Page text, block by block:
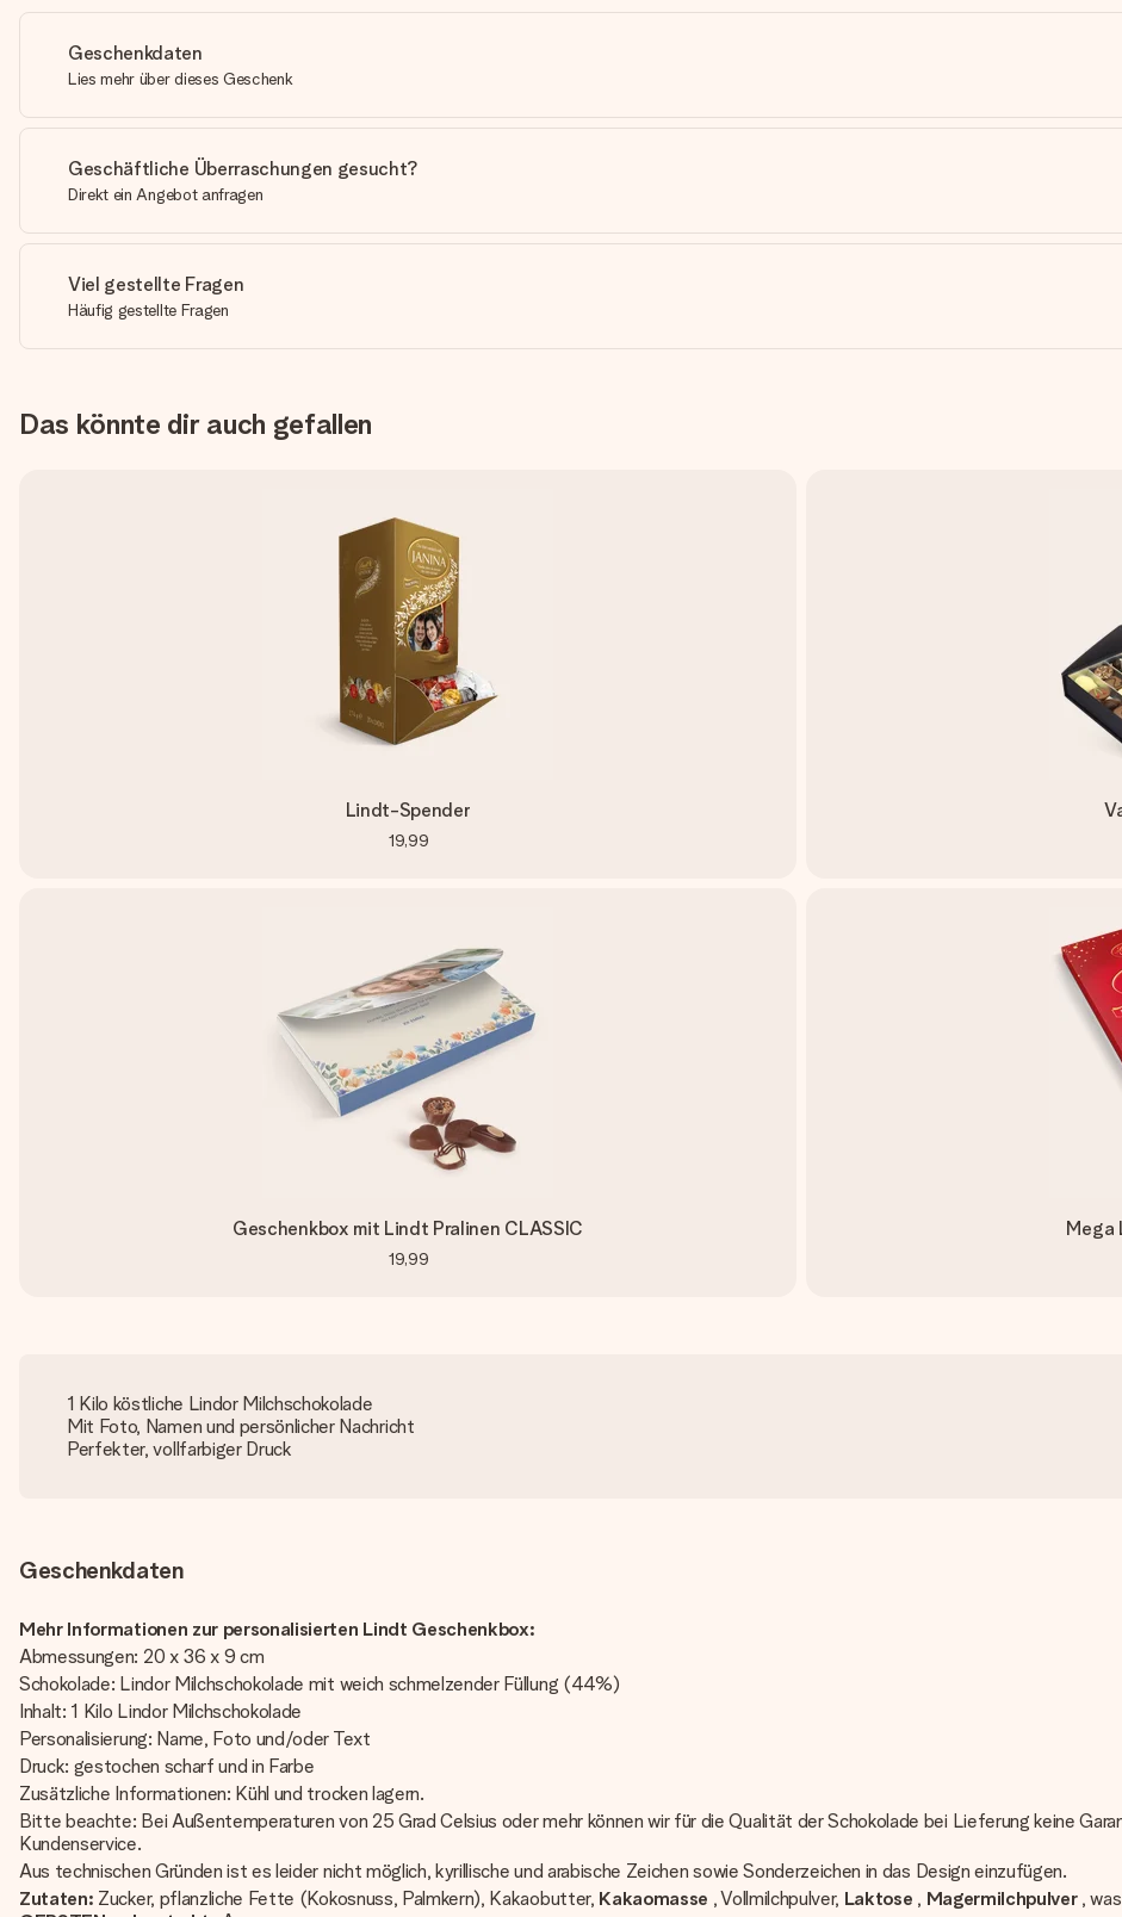
Geschenkdaten
Lies mehr über dieses Geschenk
Geschäftliche Überraschungen gesucht?
Direkt ein Angebot anfragen
Viel gestellte Fragen
Häufig gestellte Fragen
Das könnte dir auch gefallen
Lindt-Spender
19,99
Geschenkbox mit Lindt Pralinen CLASSIC
19,99
Mega
1 Kilo köstliche Lindor Milchschokolade
Mit Foto, Namen und persönlicher Nachricht
Perfekter, vollfarbiger Druck
Geschenkdaten
Mehr Informationen zur personalisierten Lindt Geschenkbox:
Abmessungen: 20 x 36 x 9 cm
Schokolade: Lindor Milchschokolade mit weich schmelzender Füllung (44%)
Inhalt: 1 Kilo Lindor Milchschokolade
Personalisierung: Name, Foto und/oder Text
Druck: gestochen scharf und in Farbe
Zusätzliche Informationen: Kühl und trocken lagern.
Bitte beachte: Bei Außentemperaturen von 25 Grad Celsius oder mehr können wir für die Qualität der Schokolade bei Lieferung keine
Kundenservice.
Aus technischen Gründen ist es leider nicht möglich, kyrillische und arabische Zeichen sowie Sonderzeichen in das Design einzufügen.
Zutaten: Zucker, pflanzliche Fette (Kokosnuss, Palmkern), Kakaobutter, Kakaomasse , Vollmilchpulver, Laktose , Magermilchpulver,